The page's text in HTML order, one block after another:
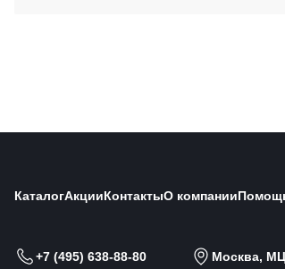
КаталогАкцииКонтактыО компании
+7 (495) 638-88-80 Москва,